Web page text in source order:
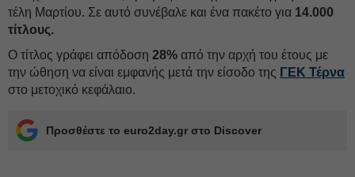
τέλη Μαρτίου. Σε αυτό συνέβαλε και ένα πακέτο για 14.000
τίτλους.
Ο τίτλος γράφει απόδοση 28% από την αρχή του έτους με
την ώθηση να είναι εμφανής μετά την είσοδο της ΓΕΚ Τέρνα
στο μετοχικό κεφάλαιο.
Προσθέστε το euro2day.gr στο Discover